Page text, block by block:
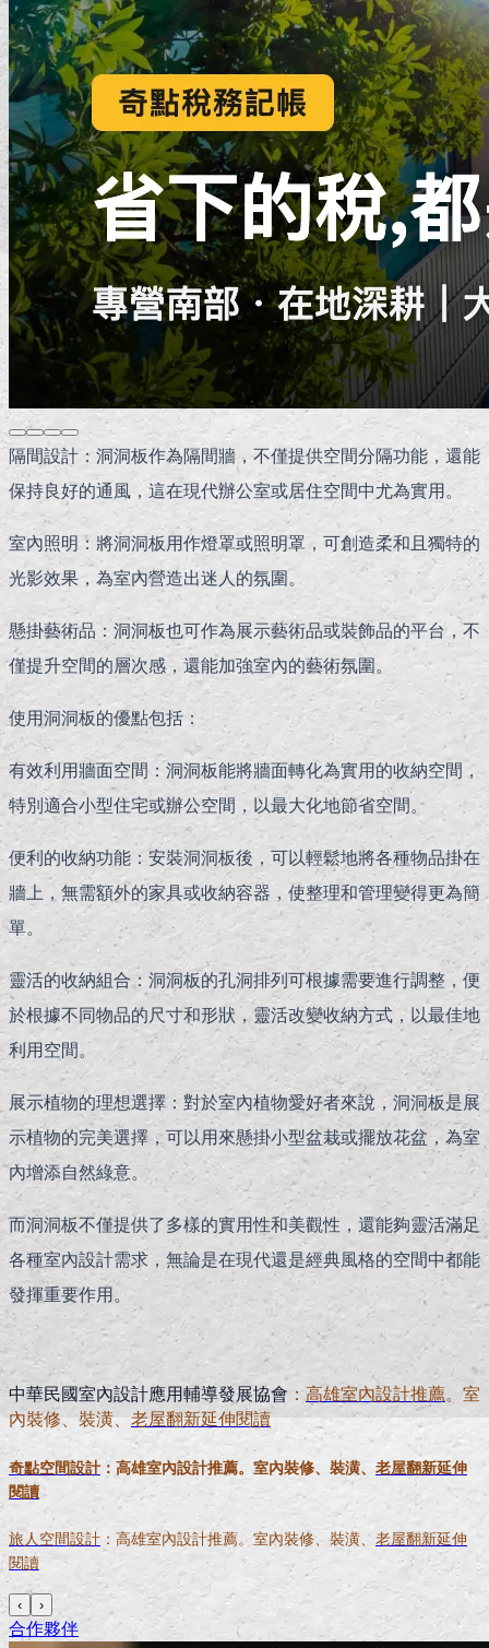
隔間設計：洞洞板作為隔間牆，不僅提供空間分隔功能，還能
保持良好的通風，這在現代辦公室或居住空間中尤為實用。
室內照明：將洞洞板用作燈罩或照明罩，可創造柔和且獨特的
光影效果，為室內營造出迷人的氛圍。
懸掛藝術品：洞洞板也可作為展示藝術品或裝飾品的平台，不
僅提升空間的層次感，還能加強室內的藝術氛圍。
使用洞洞板的優點包括：
有效利用牆面空間：洞洞板能將牆面轉化為實用的收納空間，
特別適合小型住宅或辦公空間，以最大化地節省空間。
便利的收納功能：安裝洞洞板後，可以輕鬆地將各種物品掛在
牆上，無需額外的家具或收納容器，使整理和管理變得更為簡
單。
靈活的收納組合：洞洞板的孔洞排列可根據需要進行調整，便
於根據不同物品的尺寸和形狀，靈活改變收納方式，以最佳地
利用空間。
展示植物的理想選擇：對於室內植物愛好者來說，洞洞板是展
示植物的完美選擇，可以用來懸掛小型盆栽或擺放花盆，為室
內增添自然綠意。
而洞洞板不僅提供了多樣的實用性和美觀性，還能夠靈活滿足
各種室內設計需求，無論是在現代還是經典風格的空間中都能
發揮重要作用。
中華民國室內設計應用輔導發展協會 ：高雄室內設計推薦。室
內裝修、裝潢、 老屋翻新延伸閱讀
奇點空間設計：高雄室內設計推薦。室內裝修、裝潢、 老屋翻新延伸
閱讀
旅人空間設計 ：高雄室內設計推薦。室內裝修、裝潢、 老屋翻新延伸
閱讀
‹ ›
合作夥伴